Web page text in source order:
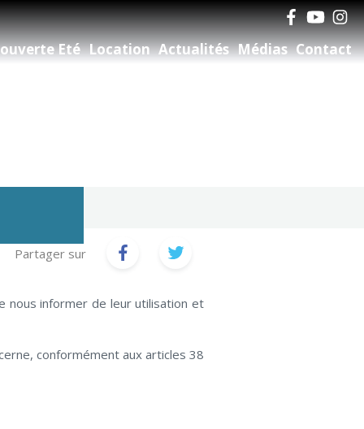
Eté Location Actualités Médias Contact
nous informer de leur utilisation et
conformément aux articles 38
Partager sur